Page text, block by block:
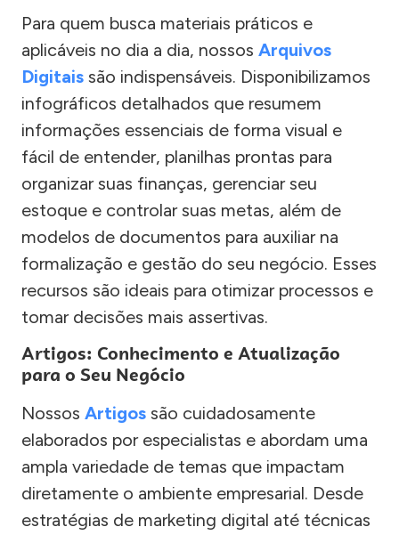
Para quem busca materiais práticos e
aplicáveis no dia a dia, nossos Arquivos
Digitais são indispensáveis. Disponibilizamos
infográficos detalhados que resumem
informações essenciais de forma visual e
fácil de entender, planilhas prontas para
organizar suas finanças, gerenciar seu
estoque e controlar suas metas, além de
modelos de documentos para auxiliar na
formalização e gestão do seu negócio. Esses
recursos são ideais para otimizar processos e
tomar decisões mais assertivas.
Artigos: Conhecimento e Atualização
para o Seu Negócio
Nossos Artigos são cuidadosamente
elaborados por especialistas e abordam uma
ampla variedade de temas que impactam
diretamente o ambiente empresarial. Desde
estratégias de marketing digital até técnicas